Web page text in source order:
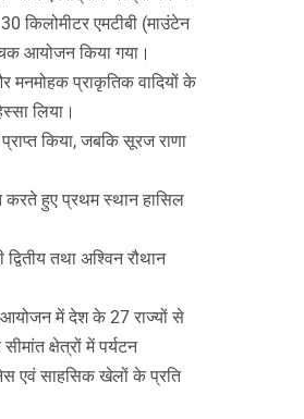
किलोमीटर एमटीबी (माउंटेन
आयोजन किया गया।
मनमोहक प्राकृतिक वादियों के
लिया।
किया, जबकि सूरज राणा
करते हुए प्रथम स्थान हासिल
तथा अश्विन रौथान
आयोजन में देश के 27 राज्यों से
क्षेत्रों में पर्यटन
एवं साहसिक खेलों के प्रति